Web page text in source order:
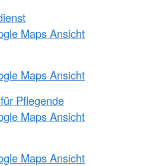
Maps Ansicht
Maps Ansicht
Pflegende
Maps Ansicht
Maps Ansicht